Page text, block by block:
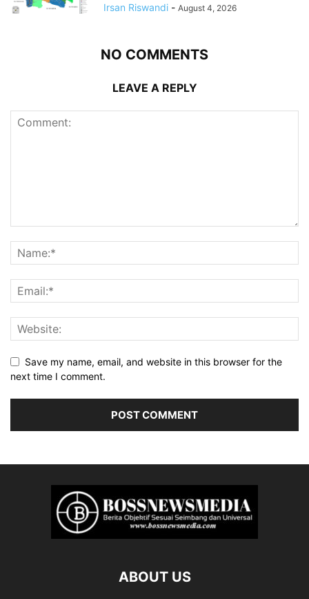
Irsan Riswandi - August 4, 2026
NO COMMENTS
LEAVE A REPLY
Save my name, email, and website in this browser for the
next time I comment.
ABOUT US